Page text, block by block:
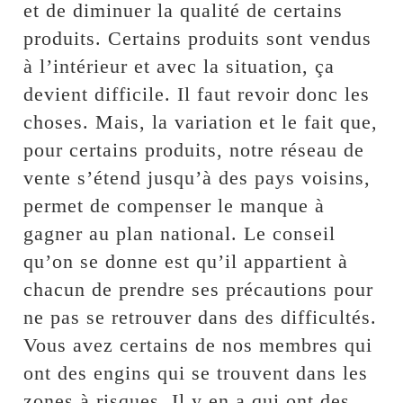
et de diminuer la qualité de certains
produits. Certains produits sont vendus
à l’intérieur et avec la situation, ça
devient difficile. Il faut revoir donc les
choses. Mais, la variation et le fait que,
pour certains produits, notre réseau de
vente s’étend jusqu’à des pays voisins,
permet de compenser le manque à
gagner au plan national. Le conseil
qu’on se donne est qu’il appartient à
chacun de prendre ses précautions pour
ne pas se retrouver dans des difficultés.
Vous avez certains de nos membres qui
ont des engins qui se trouvent dans les